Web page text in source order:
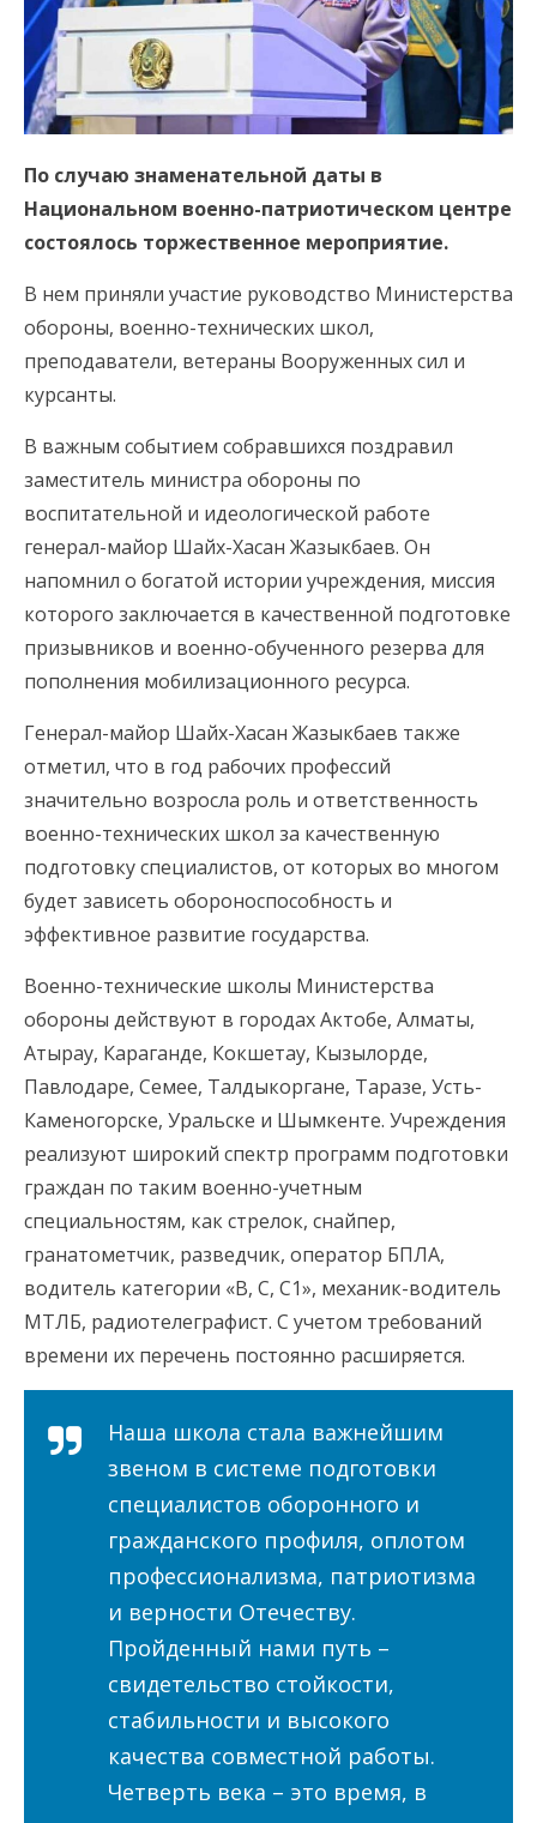
По случаю знаменательной даты в
Национальном военно-патриотическом центре
состоялось торжественное мероприятие.
В нем приняли участие руководство Министерства
обороны, военно-технических школ,
преподаватели, ветераны Вооруженных сил и
курсанты.
В важным событием собравшихся поздравил
заместитель министра обороны по
воспитательной и идеологической работе
генерал-майор Шайх-Хасан Жазыкбаев. Он
напомнил о богатой истории учреждения, миссия
которого заключается в качественной подготовке
призывников и военно-обученного резерва для
пополнения мобилизационного ресурса.
Генерал-майор Шайх-Хасан Жазыкбаев также
отметил, что в год рабочих профессий
значительно возросла роль и ответственность
военно-технических школ за качественную
подготовку специалистов, от которых во многом
будет зависеть обороноспособность и
эффективное развитие государства.
Военно-технические школы Министерства
обороны действуют в городах Актобе, Алматы,
Атырау, Караганде, Кокшетау, Кызылорде,
Павлодаре, Семее, Талдыкоргане, Таразе, Усть-
Каменогорске, Уральске и Шымкенте. Учреждения
реализуют широкий спектр программ подготовки
граждан по таким военно-учетным
специальностям, как стрелок, снайпер,
гранатометчик, разведчик, оператор БПЛА,
водитель категории «B, C, C1», механик-водитель
МТЛБ, радиотелеграфист. С учетом требований
времени их перечень постоянно расширяется.
Наша школа стала важнейшим
звеном в системе подготовки
специалистов оборонного и
гражданского профиля, оплотом
профессионализма, патриотизма
и верности Отечеству.
Пройденный нами путь –
свидетельство стойкости,
стабильности и высокого
качества совместной работы.
Четверть века – это время, в